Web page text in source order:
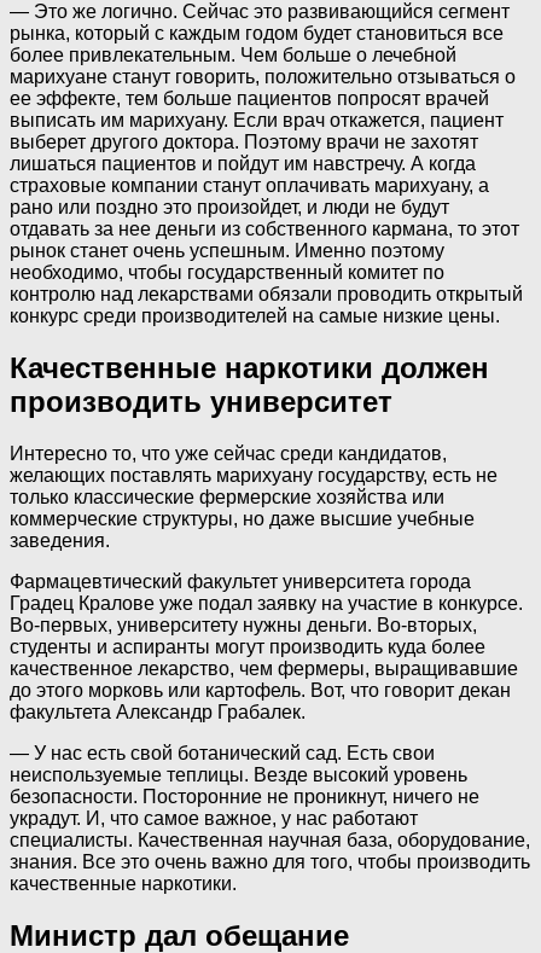
— Это же логично. Сейчас это развивающийся сегмент
рынка, который с каждым годом будет становиться все
более привлекательным. Чем больше о лечебной
марихуане станут говорить, положительно отзываться о
ее эффекте, тем больше пациентов попросят врачей
выписать им марихуану. Если врач откажется, пациент
выберет другого доктора. Поэтому врачи не захотят
лишаться пациентов и пойдут им навстречу. А когда
страховые компании станут оплачивать марихуану, а
рано или поздно это произойдет, и люди не будут
отдавать за нее деньги из собственного кармана, то этот
рынок станет очень успешным. Именно поэтому
необходимо, чтобы государственный комитет по
контролю над лекарствами обязали проводить открытый
конкурс среди производителей на самые низкие цены.
Качественные наркотики должен
производить университет
Интересно то, что уже сейчас среди кандидатов,
желающих поставлять марихуану государству, есть не
только классические фермерские хозяйства или
коммерческие структуры, но даже высшие учебные
заведения.
Фармацевтический факультет университета города
Градец Кралове уже подал заявку на участие в конкурсе.
Во-первых, университету нужны деньги. Во-вторых,
студенты и аспиранты могут производить куда более
качественное лекарство, чем фермеры, выращивавшие
до этого морковь или картофель. Вот, что говорит декан
факультета Александр Грабалек.
— У нас есть свой ботанический сад. Есть свои
неиспользуемые теплицы. Везде высокий уровень
безопасности. Посторонние не проникнут, ничего не
украдут. И, что самое важное, у нас работают
специалисты. Качественная научная база, оборудование,
знания. Все это очень важно для того, чтобы производить
качественные наркотики.
Министр дал обещание